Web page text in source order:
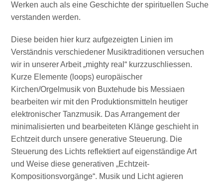
Werken auch als eine Geschichte der spirituellen Suche
verstanden werden.
Diese beiden hier kurz aufgezeigten Linien im
Verständnis verschiedener Musiktraditionen versuchen
wir in unserer Arbeit „mighty real“ kurzzuschliessen.
Kurze Elemente (loops) europäischer
Kirchen/Orgelmusik von Buxtehude bis Messiaen
bearbeiten wir mit den Produktionsmitteln heutiger
elektronischer Tanzmusik. Das Arrangement der
minimalisierten und bearbeiteten Klänge geschieht in
Echtzeit durch unsere generative Steuerung. Die
Steuerung des Lichts reflektiert auf eigenständige Art
und Weise diese generativen „Echtzeit-
Kompositionsvorgänge“. Musik und Licht agieren